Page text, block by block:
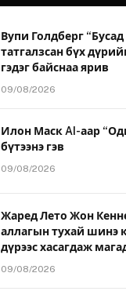
Вупи Голдберг
татгалзсан бүх
гэдэг байснаа ярив
09/08/2026
Илон Маск AI-аар
бүтээнэ гэв
09/08/2026
Жаред Лето Жон
аллагын тухай шинэ
дүрээс хасагдаж
09/08/2026